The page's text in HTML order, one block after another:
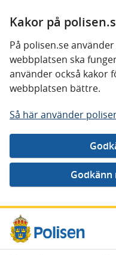
Kakor på
På polisen.se
webbplatsen ska
använder också kakor
webbplatsen bättre.
Så här använder
Gå direkt till innehåll